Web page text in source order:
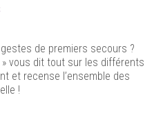
de premiers secours ?
vous dit tout sur les différents
et recense l’ensemble des
!